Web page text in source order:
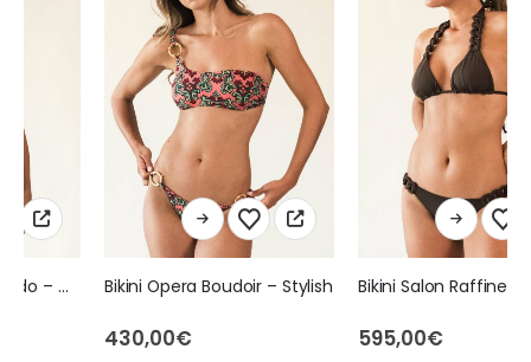
Ce produit a plusieurs variations. Les options peuvent être choisies sur la page du produit
Bikini Opera Boudoir – Stylish
€
Ce produit a plusieurs variations. Les options peuvent être choisies sur la page du produit
Bikini Salon Raffine – Arabica
€